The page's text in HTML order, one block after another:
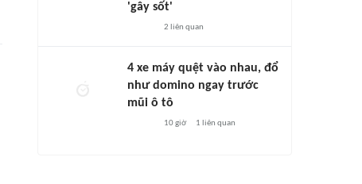
'gây sốt'
2 liên quan
4 xe máy quệt vào nhau, đổ
như domino ngay trước
mũi ô tô
10 giờ 1 liên quan